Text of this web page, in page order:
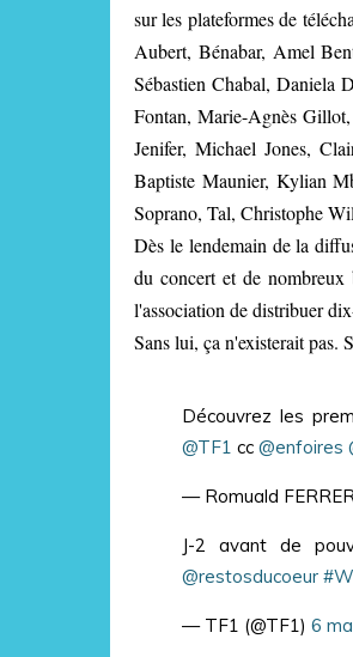
sur les plateformes de
Aubert, Bénabar, Amel
Sébastien Chabal, Daniela
Fontan, Marie-Agnès
Jenifer, Michael Jones,
Baptiste Maunier, Kylian
Soprano, Tal, Christophe
Dès le lendemain de la
du concert et de
l'association de distribuer
Sans lui, ça n'existerait pas.
Découvrez les
@TF1 cc @enfoires
— Romuald
J-2 avant de
@restosducoeur
— TF1 (@TF1) 6